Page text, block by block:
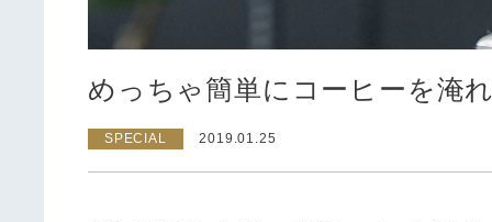
めっちゃ簡単にコーヒーを淹
SPECIAL 2019.01.25